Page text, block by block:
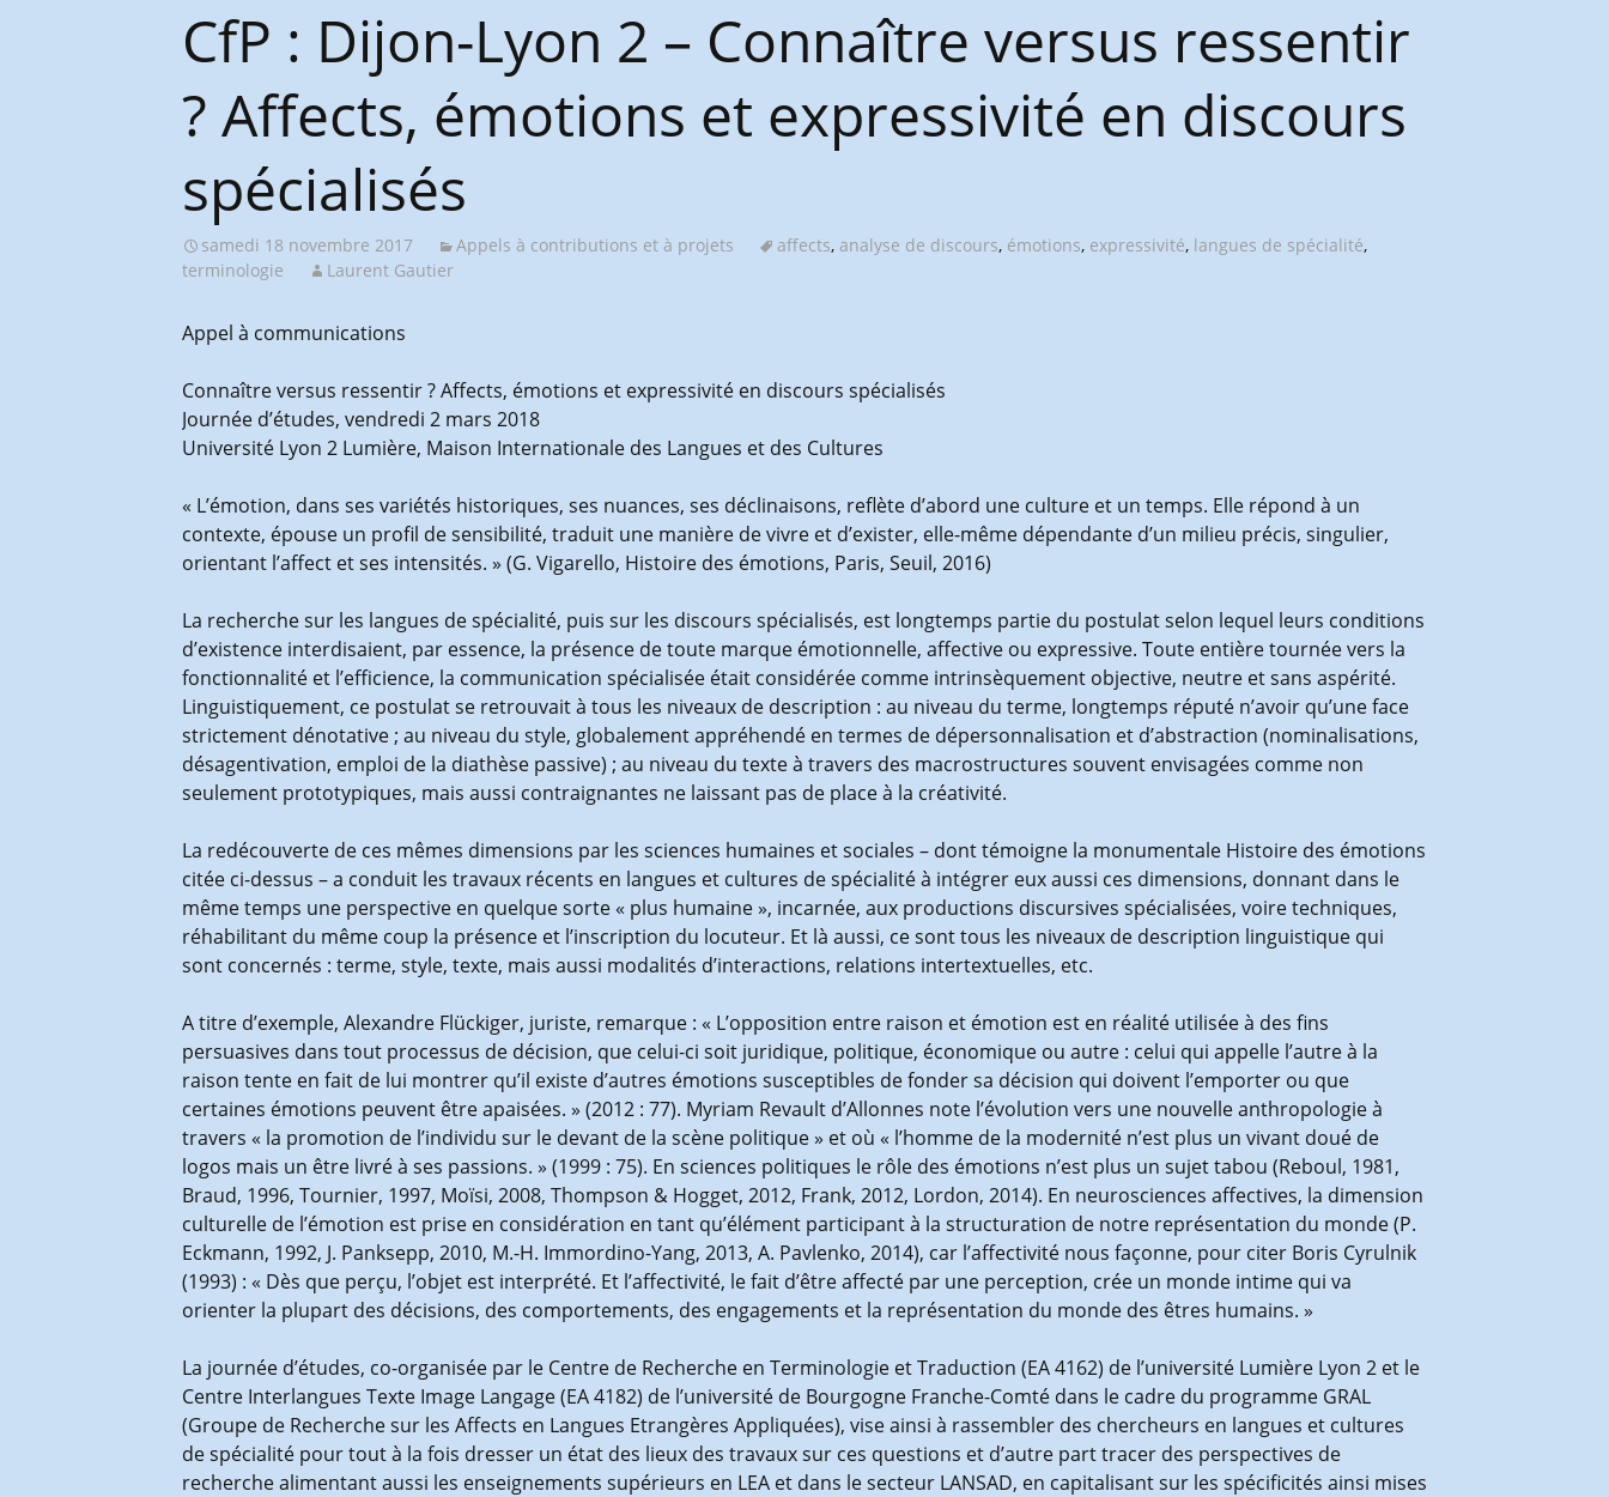
CfP : Dijon-Lyon 2 – Connaître versus ressentir
? Affects, émotions et expressivité en discours
spécialisés
samedi 18 novembre 2017 Appels à contributions et à projets affects, analyse de discours, émotions, expressivité, langues de spécialité,
terminologie
Laurent Gautier
Appel à communications
Connaître versus ressentir ? Affects, émotions et expressivité en discours spécialisés
Journée d’études, vendredi 2 mars 2018
Université Lyon 2 Lumière, Maison Internationale des Langues et des Cultures
« L’émotion, dans ses variétés historiques, ses nuances, ses déclinaisons, reflète d’abord une culture et un temps. Elle répond à un
contexte, épouse un profil de sensibilité, traduit une manière de vivre et d’exister, elle-même dépendante d’un milieu précis, singulier,
orientant l’affect et ses intensités. » (G. Vigarello, Histoire des émotions, Paris, Seuil, 2016)
La recherche sur les langues de spécialité, puis sur les discours spécialisés, est longtemps partie du postulat selon lequel leurs conditions
d’existence interdisaient, par essence, la présence de toute marque émotionnelle, affective ou expressive. Toute entière tournée vers la
fonctionnalité et l’efficience, la communication spécialisée était considérée comme intrinsèquement objective, neutre et sans aspérité.
Linguistiquement, ce postulat se retrouvait à tous les niveaux de description : au niveau du terme, longtemps réputé n’avoir qu’une face
strictement dénotative ; au niveau du style, globalement appréhendé en termes de dépersonnalisation et d’abstraction (nominalisations,
désagentivation, emploi de la diathèse passive) ; au niveau du texte à travers des macrostructures souvent envisagées comme non
seulement prototypiques, mais aussi contraignantes ne laissant pas de place à la créativité.
La redécouverte de ces mêmes dimensions par les sciences humaines et sociales – dont témoigne la monumentale Histoire des émotions
citée ci-dessus – a conduit les travaux récents en langues et cultures de spécialité à intégrer eux aussi ces dimensions, donnant dans le
même temps une perspective en quelque sorte « plus humaine », incarnée, aux productions discursives spécialisées, voire techniques,
réhabilitant du même coup la présence et l’inscription du locuteur. Et là aussi, ce sont tous les niveaux de description linguistique qui
sont concernés : terme, style, texte, mais aussi modalités d’interactions, relations intertextuelles, etc.
A titre d’exemple, Alexandre Flückiger, juriste, remarque : « L’opposition entre raison et émotion est en réalité utilisée à des fins
persuasives dans tout processus de décision, que celui-ci soit juridique, politique, économique ou autre : celui qui appelle l’autre à la
raison tente en fait de lui montrer qu’il existe d’autres émotions susceptibles de fonder sa décision qui doivent l’emporter ou que
certaines émotions peuvent être apaisées. » (2012 : 77). Myriam Revault d’Allonnes note l’évolution vers une nouvelle anthropologie à
travers « la promotion de l’individu sur le devant de la scène politique » et où « l’homme de la modernité n’est plus un vivant doué de
logos mais un être livré à ses passions. » (1999 : 75). En sciences politiques le rôle des émotions n’est plus un sujet tabou (Reboul, 1981,
Braud, 1996, Tournier, 1997, Moïsi, 2008, Thompson & Hogget, 2012, Frank, 2012, Lordon, 2014). En neurosciences affectives, la dimension
culturelle de l’émotion est prise en considération en tant qu’élément participant à la structuration de notre représentation du monde (P.
Eckmann, 1992, J. Panksepp, 2010, M.-H. Immordino-Yang, 2013, A. Pavlenko, 2014), car l’affectivité nous façonne, pour citer Boris Cyrulnik
(1993) : « Dès que perçu, l’objet est interprété. Et l’affectivité, le fait d’être affecté par une perception, crée un monde intime qui va
orienter la plupart des décisions, des comportements, des engagements et la représentation du monde des êtres humains. »
La journée d’études, co-organisée par le Centre de Recherche en Terminologie et Traduction (EA 4162) de l’université Lumière Lyon 2 et le
Centre Interlangues Texte Image Langage (EA 4182) de l’université de Bourgogne Franche-Comté dans le cadre du programme GRAL
(Groupe de Recherche sur les Affects en Langues Etrangères Appliquées), vise ainsi à rassembler des chercheurs en langues et cultures
de spécialité pour tout à la fois dresser un état des lieux des travaux sur ces questions et d’autre part tracer des perspectives de
recherche alimentant aussi les enseignements supérieurs en LEA et dans le secteur LANSAD, en capitalisant sur les spécificités ainsi mises